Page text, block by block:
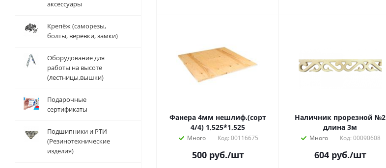
Фанера 4мм нешлиф.(сорт
4/4) 1,525*1,525
Много Код: 00116675
500руб./шт
Наличник прорезной №2
длина 3м
Много Код: 00090608
604руб./шт
аксессуары
Крепёж (саморезы,
болты, верёвки, замки)
Оборудование для
работы на высоте
(лестницы,вышки)
Подарочные
сертификаты
Подшипники и РТИ
(Резинотехнические
изделия)